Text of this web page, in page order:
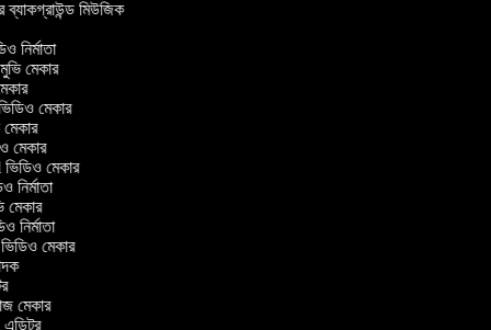
ব্যাকগ্রাউন্ড মিউজিক
নির্মাতা
মেকার
মেকার
মেকার
মেকার
ভিডিও মেকার
নির্মাতা
মেকার
নির্মাতা
মেকার
মেকার
এডিটর